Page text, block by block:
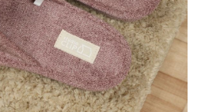
提供之「AFTEE先享後付」服務完成之交
個人資料，並將交易相關給付款項請求債
。
覽以下網址：https://aftee.tw/terms/#terms3
定代理人或監護人之同意方可使用
申辦者引起之損失，本公司不負相關責